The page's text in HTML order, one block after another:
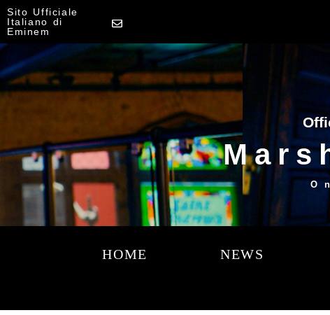
Sito Ufficiale
Italiano di
Eminem
HOME NEWS